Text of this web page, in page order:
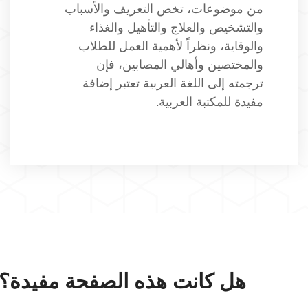
من موضوعات، تخص التعريف والأسباب
والتشخيص والعلاج والتأهيل والغذاء
والوقاية، ونظراً لأهمية العمل للطلاب
والمختصين وأهالي المصابين، فإن
ترجمته إلى اللغة العربية تعتبر إضافة
مفيدة للمكتبة العربية.
هل كانت هذه الصفحة